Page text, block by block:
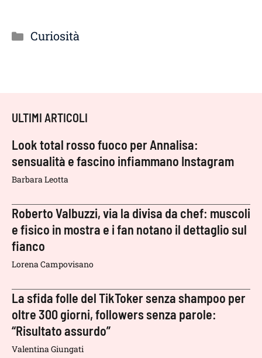
Categorie
Curiosità
ULTIMI ARTICOLI
Look total rosso fuoco per Annalisa:
sensualità e fascino infiammano Instagram
Barbara Leotta
Roberto Valbuzzi, via la divisa da chef: muscoli
e fisico in mostra e i fan notano il dettaglio sul
fianco
Lorena Campovisano
La sfida folle del TikToker senza shampoo per
oltre 300 giorni, followers senza parole:
“Risultato assurdo”
Valentina Giungati